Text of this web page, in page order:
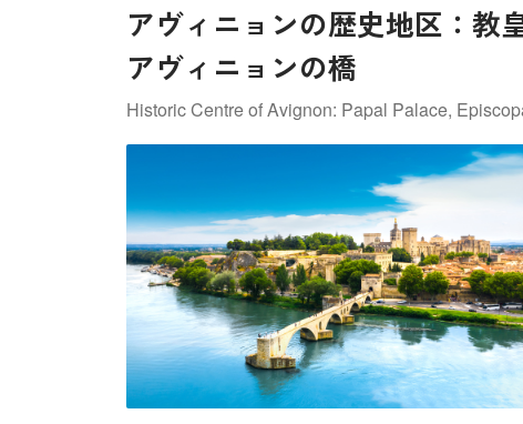
アヴィニョンの歴史地区：教
アヴィニョンの橋
Historic Centre of Avignon: Papal Palace,